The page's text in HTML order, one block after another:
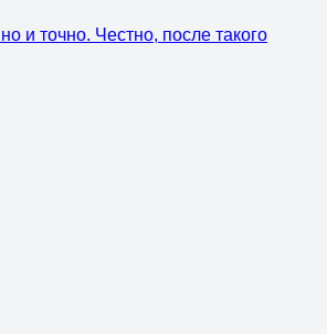
и точно. Честно, после такого